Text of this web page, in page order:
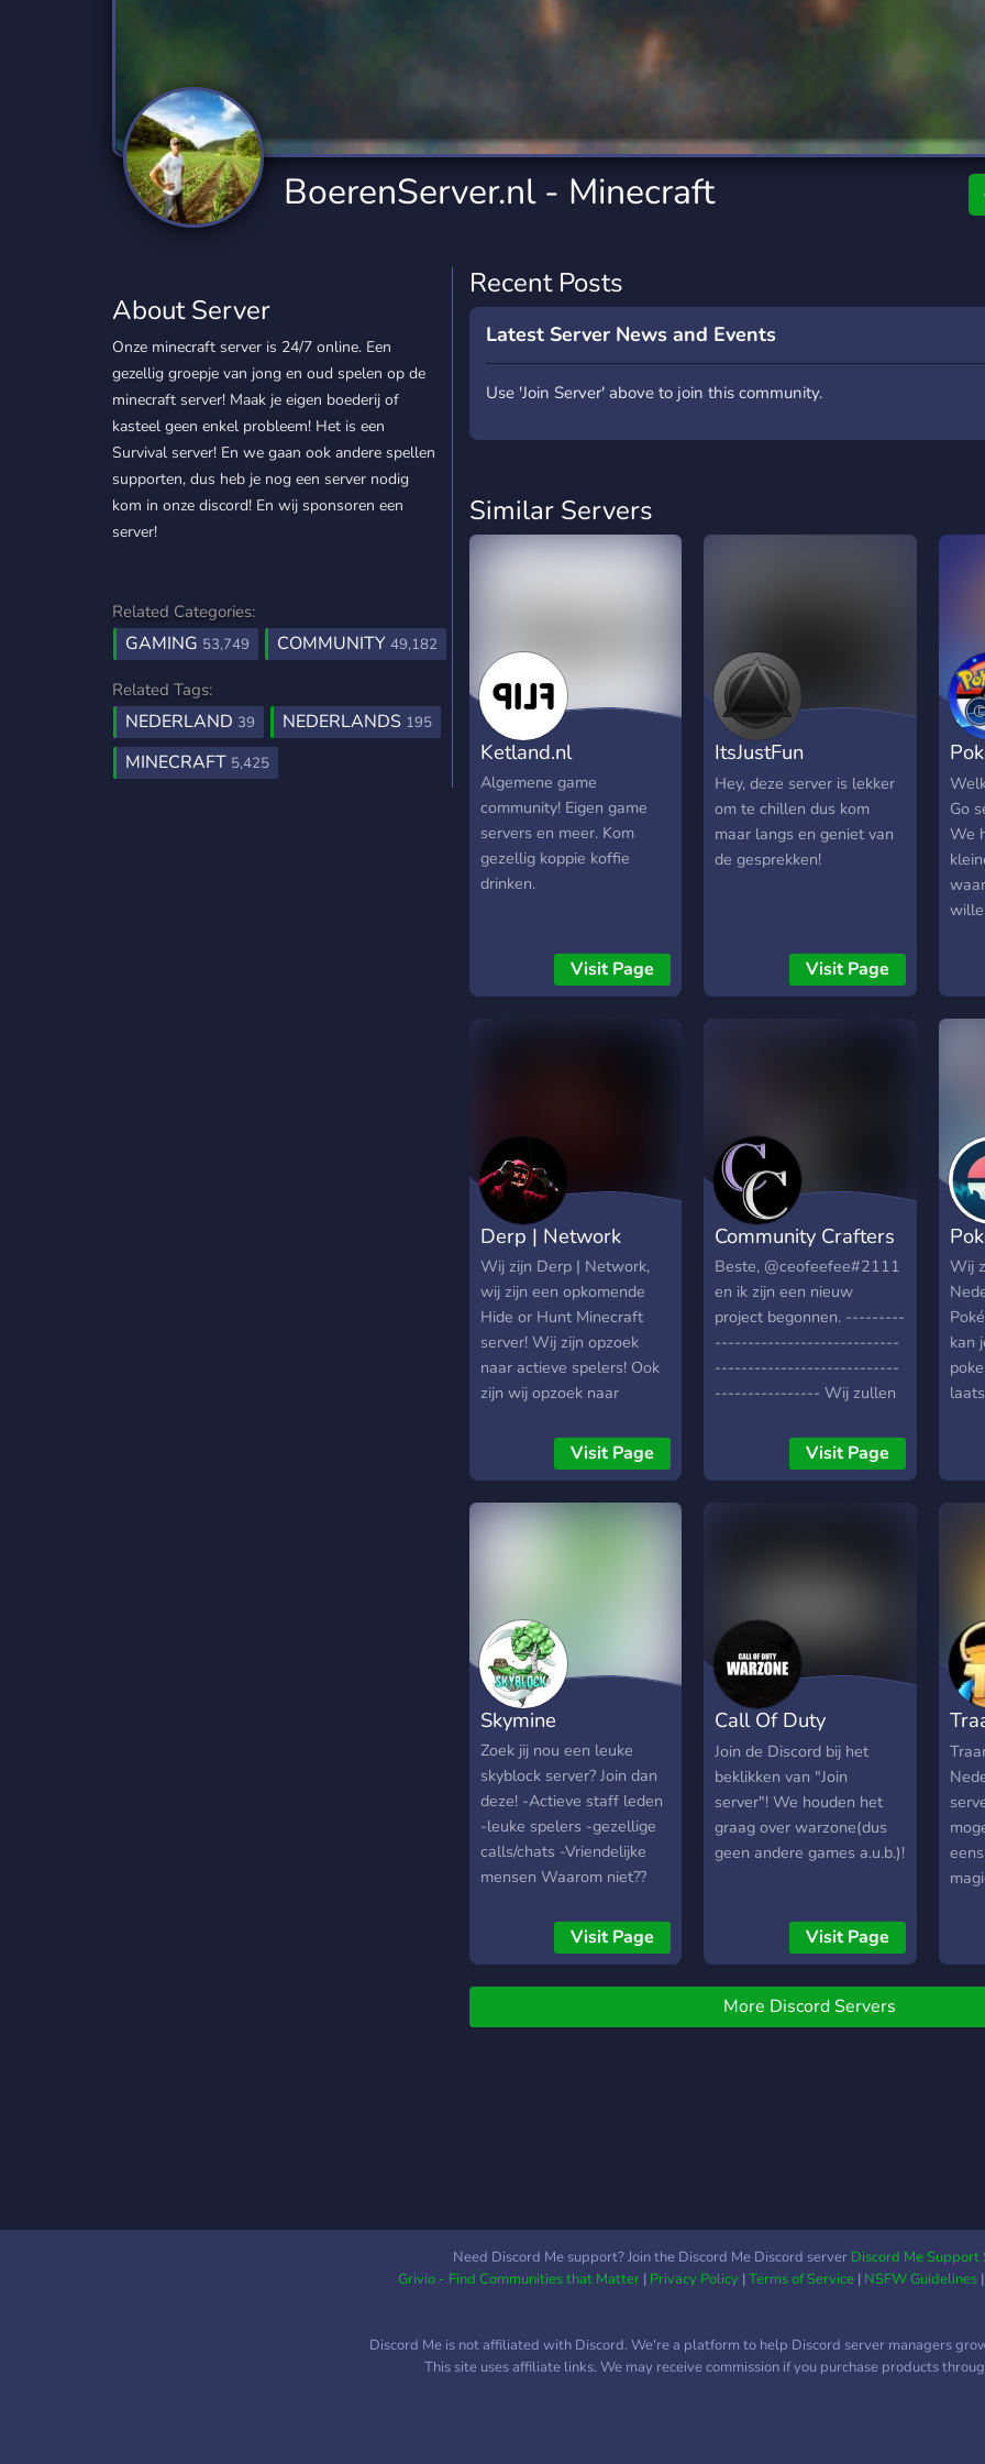
Twitch
359 Servers
YouTube
848 Servers
YouTuber
3,005 Servers
BoerenServer.nl - Minecraft
About Server
Onze minecraft server is 24/7 online. Een
gezellig groepje van jong en oud spelen op de
minecraft server! Maak je eigen boederij of
kasteel geen enkel probleem! Het is een
Survival server! En we gaan ook andere spellen
supporten, dus heb je nog een server nodig
kom in onze discord! En wij sponsoren een
server!
Related Categories:
GAMING 53,749 COMMUNITY 49,182
Related Tags:
NEDERLAND 39 NEDERLANDS 195
MINECRAFT 5,425
Recent Posts
Latest Server News and Events
Use 'Join Server' above to join this community.
Similar Servers
Ketland.nl
Algemene game
community! Eigen game
servers en meer. Kom
gezellig koppie koffie
drinken.
Visit Page
ItsJustFun
Remasterd
Hey, deze server is lekker
om te chillen dus kom
maar langs en geniet van
de gesprekken!
Visit Page
Go
We
Derp | Network
Wij zijn Derp | Network,
wij zijn een opkomende
Hide or Hunt Minecraft
server! Wij zijn opzoek
naar actieve spelers! Ook
zijn wij opzoek naar
Dus wacht niet en join
Visit Page
Community Crafters
Beste, @ceofeefee#2111
en ik zijn een nieuw
project begonnen. ---------
----------------------------
----------------------------
---------------- Wij zullen
server beginnen! -Wij
proberen de ideale server
Community -Wij starten
met 5 of 10 mensen en
elke week zullen er 1 of 2
mensen uitgenodigd
worden om mee te doen! -
Plugins: -Het is een
minecraft survival server
met zeer weinig plugins:
-1 speler moet slapen
voor volgende dag -
Info In de discord is er een
kanaal met een formulier
om de server te joinen! ---
----------------------------
Visit Page
Wij
kan
Of
Wij
Skymine
Zoek jij nou een leuke
skyblock server? Join dan
deze! -Actieve staff leden
-leuke spelers -gezellige
calls/chats -Vriendelijke
mensen Waarom niet??
server Skymine!Visit Page
Call Of Duty
Warzone NL
Join de Discord bij het
beklikken van "Join
server"! We houden het
graag over warzone(dus
geen andere games a.u.b.)!
Visit Page
More Discord Servers
Need Discord Me support? Join the Discord Me Discord server Discord Me Support
Grivio - Find Communities that Matter| Privacy Policy|Terms of Service| NSFW Guidelines|
Discord Me is not affiliated with Discord. We're a platform to help Discord server managers
This site uses affiliate links. We may receive commission if you purchase products